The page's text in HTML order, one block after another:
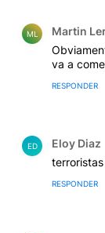
ML Martin
va a
RESPONDER
ED Eloy Diaz
RESPONDER